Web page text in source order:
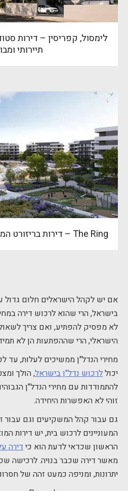
תיירותי
The Ring – דירות בריזורט המגורים הגדול בקפריסין
אם יש לקהל הישראלים חלום גדול
בישראל, הרי שהוא לרכוש דירה
לא מפסיק להפתיע, ואם צריך
הישראלי, הרי שההפתעות הן לא
מחירי הנדל"ן ממשיכים לעלות,
יכוללרכוש נדל"ן בישראל, הולך
להתמודדות עם מחירי הנדל"ן
זוהי לא האפשרות היחידה.
גם עבור קהל המשקיעים וגם עבור
המעוניינים לרכוש בית, יש דירות
הראשון שכדאי לדעת הוא כידירה
מאשר דירה שכבר בנויה. לרכישה
יתרונות, ומניפה כמעט זהה של